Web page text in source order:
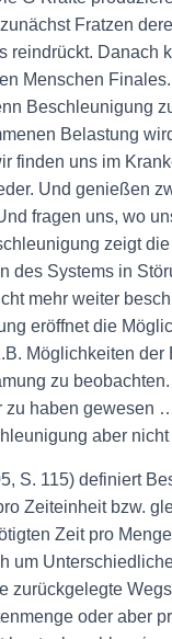
Fratzen
reindrückt. Danach
Menschen
Beschleunigung
Belastung
finden uns im
Und genießen
fragen uns, wo
zeigt die
des Systems in
mehr weiter
eröffnet die
Möglichkeiten der
zu
zu haben gewesen
aber
S. 115) definiert
Zeiteinheit bzw.
Zeit pro
um
zurückgelegte
oder aber